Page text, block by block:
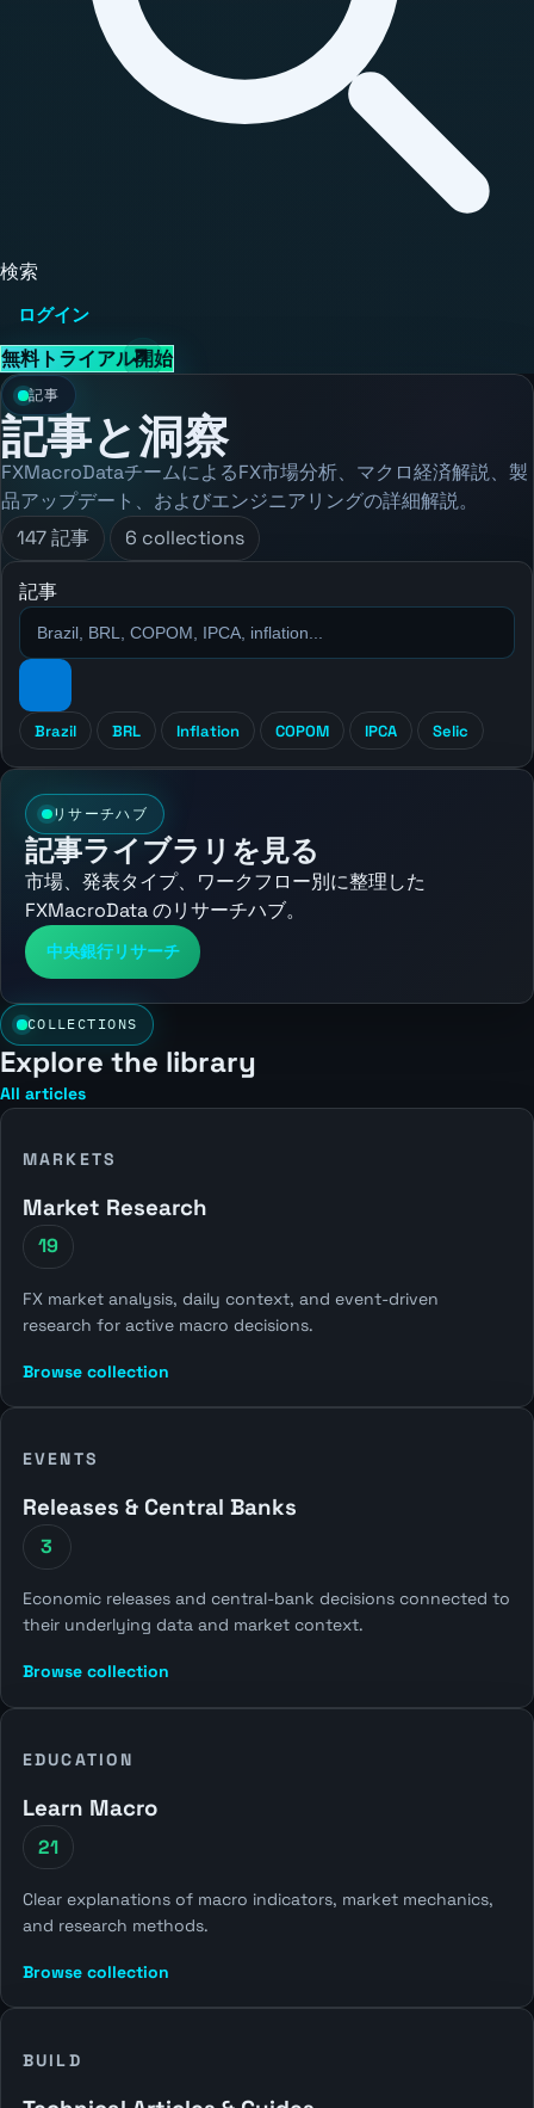
検索
ログイン
無料トライアル開始
記事
記事と洞察
FXMacroDataチームによるFX市場分析、マクロ経済解説、製
品アップデート、およびエンジニアリングの詳細解説。
147 記事
6 collections
記事
Brazil BRL Inflation COPOM IPCA Selic
リサーチハブ
記事ライブラリを見る
市場、発表タイプ、ワークフロー別に整理した
FXMacroData のリサーチハブ。
中央銀行リサーチ
COLLECTIONS
Explore the library
All articles
MARKETS
Market Research
19
FX market analysis, daily context, and event-driven
research for active macro decisions.
Browse collection
EVENTS
Releases & Central Banks
3
Economic releases and central-bank decisions connected to
their underlying data and market context.
Browse collection
EDUCATION
Learn Macro
21
Clear explanations of macro indicators, market mechanics,
and research methods.
Browse collection
BUILD